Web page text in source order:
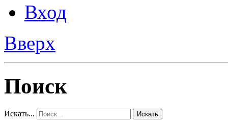
Вход
Вверх
Поиск
Искать... Искать